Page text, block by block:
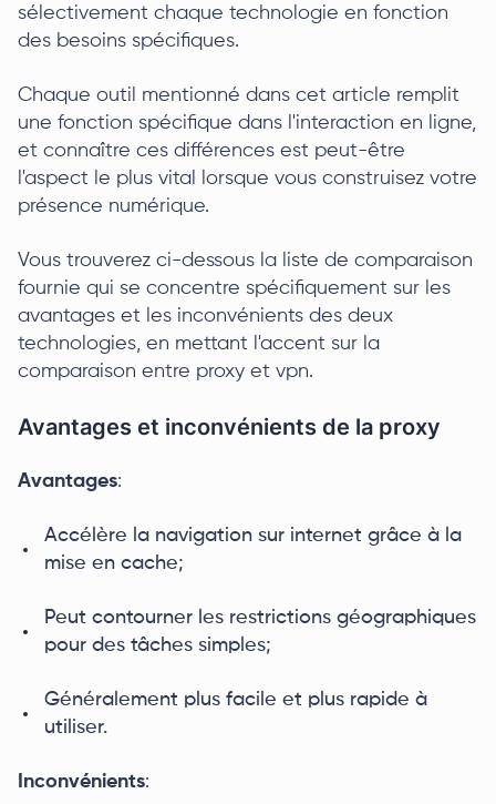
sélectivement chaque technologie en fonction
des besoins spécifiques.
Chaque outil mentionné dans cet article remplit
une fonction spécifique dans l'interaction en ligne,
et connaître ces différences est peut-être
l'aspect le plus vital lorsque vous construisez votre
présence numérique.
Vous trouverez ci-dessous la liste de comparaison
fournie qui se concentre spécifiquement sur les
avantages et les inconvénients des deux
technologies, en mettant l'accent sur la
comparaison entre proxy et vpn.
Avantages et inconvénients de la proxy
Avantages:
Accélère la navigation sur internet grâce à la
mise en cache;
Peut contourner les restrictions géographiques
pour des tâches simples;
Généralement plus facile et plus rapide à
utiliser.
Inconvénients: